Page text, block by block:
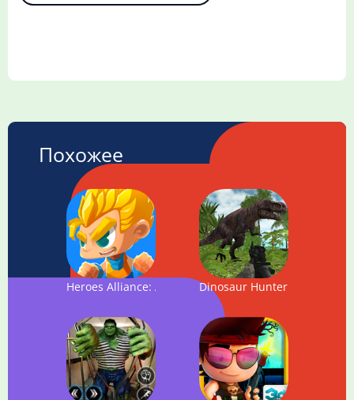
Похожее
Heroes Alliance: Action Platform Game
Dinosaur Hunter: Survival